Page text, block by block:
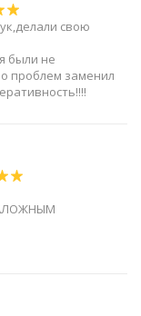
свою
были не
проблем заменил